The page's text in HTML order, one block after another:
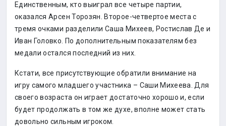
Единственным, кто выиграл все четыре партии,
оказался Арсен Торозян. Второе-четвертое места с
тремя очками разделили Саша Михеев, Ростислав Де и
Иван Головко. По дополнительным показателям без
медали остался последний из них.
Кстати, все присутствующие обратили внимание на
игру самого младшего участника – Саши Михеева. Для
своего возраста он играет достаточно хорошо и, если
будет продолжать в том же духе, вполне может стать
довольно сильным игроком.